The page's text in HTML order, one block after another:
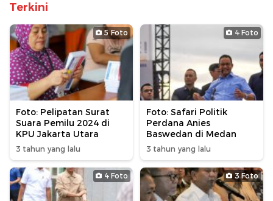
Terkini
5 Foto
Foto: Pelipatan Surat
Suara Pemilu 2024 di
KPU Jakarta Utara
3 tahun yang lalu
4 Foto
Foto: Safari Politik
Perdana Anies
Baswedan di Medan
3 tahun yang lalu
4 Foto 3 Foto